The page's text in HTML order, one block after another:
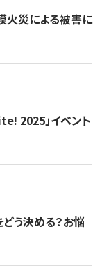
火災による被害に
2025」イベント
う決める？お悩